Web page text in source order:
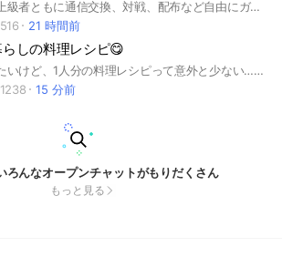
初心者、上級者ともに通信交換、対戦、配布など自由にガヤガヤやってます！ 不定期的に対戦大会も開催しているのでぜひご参加ください(ﾉｼ'ω')ﾉｼ 検索用 #ポケモン #スカーレット #バイオレット #SV #剣盾 #ソードシールド #レイド #交換 #バトル #対戦 #配布
21 時間前
しの料理レシピ😋
「自炊したいけど、1人分の料理レシピって意外と少ない…」そんな方のためのレシピ😄 節約しながら狭いキッチンでも楽しく料理しましょ🤗
15 分前
ろんなオープンチャットがもりだくさん
もっと見る